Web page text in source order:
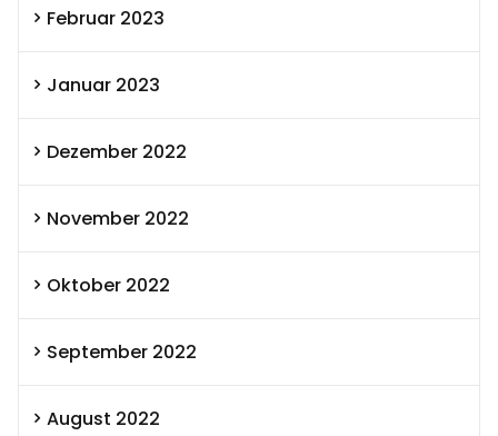
Februar 2023
Januar 2023
Dezember 2022
November 2022
Oktober 2022
September 2022
August 2022